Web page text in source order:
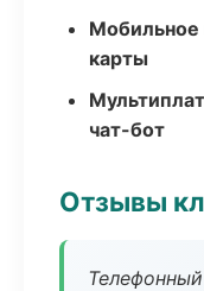
Мобильное
карты
чат-бот
Отзывы